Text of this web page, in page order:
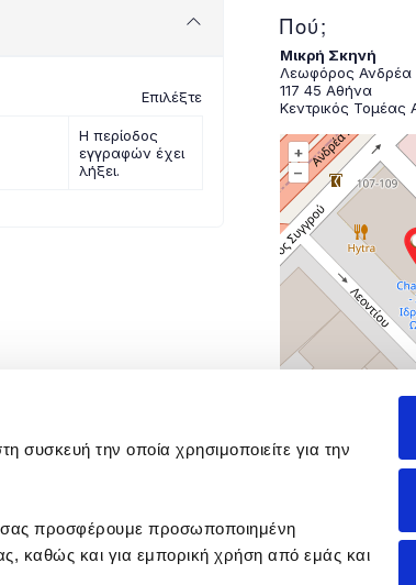
συσκευή την οποία χρησιμοποιείτε για την
σας προσφέρουμε προσωποποιημένη
καθώς και για εμπορική χρήση από εμάς και